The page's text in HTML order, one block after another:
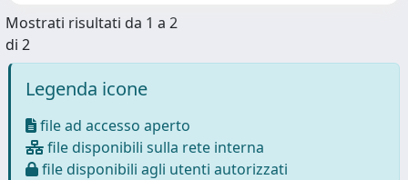
Mostrati risultati da 1 a 2
di 2
Legenda icone
file ad accesso aperto
file disponibili sulla rete interna
file disponibili agli utenti autorizzati